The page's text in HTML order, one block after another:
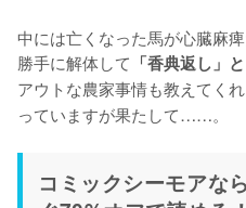
中には亡くなった馬が心臓麻
勝手に解体して 「香典返し」
アウトな農家事情も教えてくれ
っていますが果たして……。
コミックシーモアな